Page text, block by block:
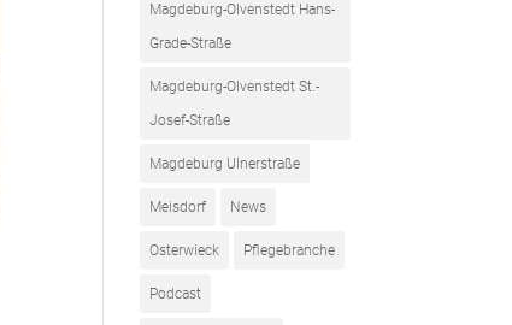
Magdeburg-Olvenstedt Hans-
Grade-Straße
Magdeburg-Olvenstedt St.-
Josef-Straße
Magdeburg Ulnerstraße
Meisdorf News
Osterwieck Pflegebranche
Podcast